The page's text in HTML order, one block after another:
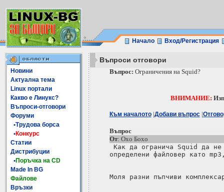
Начало Вход/Регистрация
Новини
Актуална тема
Linux портали
Какво е Линукс?
Въпроси-отговори
Форуми
•Трудова борса
•Конкурс
Статии
Дистрибуции
•Поръчка на CD
Made In BG
Файлове
Връзки
Въпроси отговори
Въпрос: Ограничения на Squid?
ВНИМАНИЕ:
Към началото|Добави въпрос|
Въпрос
От: Охо Бохо
Как да огранича Squid да не
определени файловер като
Моля разни пъпчиви